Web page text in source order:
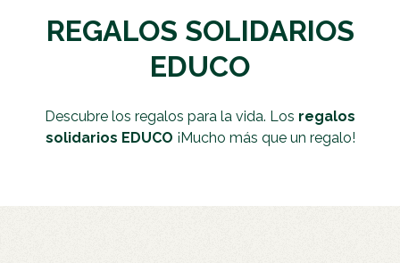
REGALOS SOLIDARIOS
EDUCO
Descubre los regalos para la vida. Los regalos
solidarios EDUCO ¡Mucho más que un regalo!